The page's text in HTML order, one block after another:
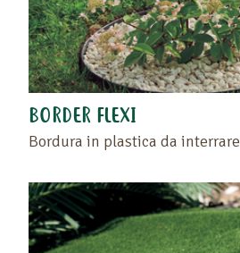
BORDER FLEXI
Bordura in plastica da interrare